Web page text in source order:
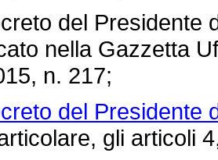
del Presidente
nella Gazzetta
n. 217;
del Presidente
gli articoli